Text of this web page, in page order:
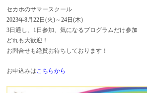
セカホのサマースクール
2023年8月22日(火)～24日(木)
3日通し、1日参加、気になるプログラムだけ参加
どれも大歓迎！
お問合せも絶賛お待ちしております！
お申込みはこちらから